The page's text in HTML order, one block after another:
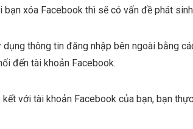
bạn xóa Facebook thì sẽ có vấn đề phát
thông tin đăng nhập bên ngoài bằng
đến tài khoản Facebook.
với tài khoản Facebook của bạn, bạn